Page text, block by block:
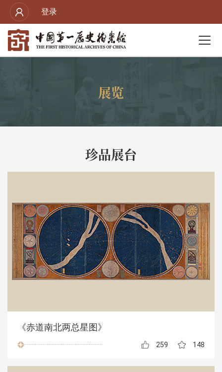
登录
展览
珍品展台
《赤道南北两总星图》
259 148